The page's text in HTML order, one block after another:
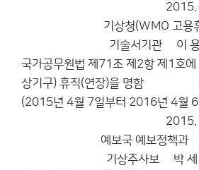
2015. 4.
기상청(WMO 고용휴
기술서기관 이 용
국가공무원법 제71조 제2항 제1호에
상기구) 휴직(연장)을 명함
(2015년 4월 7일부터 2016년 4월 6
2015. 4.
예보국 예보정책과
기상주사보 박 세